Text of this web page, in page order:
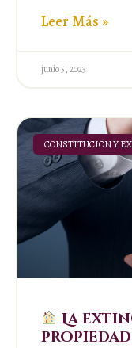
Leer Más »
junio 5, 2023
CONSTITUCIÓN Y
La